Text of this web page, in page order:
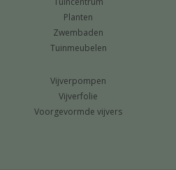
Planten
Zwembaden
Tuinmeubelen
Vijverpompen
Vijverfolie
Voorgevormde vijvers